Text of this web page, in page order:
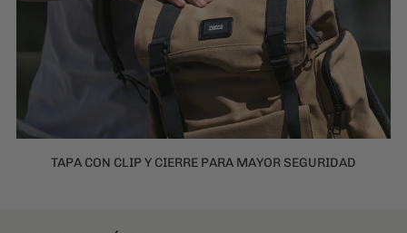
TAPA CON CLIP Y CIERRE PARA MAYOR SEGURIDAD
PARA QUIÉN ES